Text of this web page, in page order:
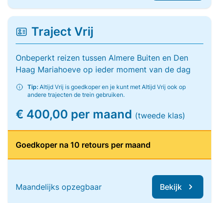
Traject Vrij
Onbeperkt reizen tussen Almere Buiten en Den
Haag Mariahoeve op ieder moment van de dag
Tip: Altijd Vrij is goedkoper en je kunt met Altijd Vrij ook op
andere trajecten de trein gebruiken.
€ 400,00 per maand (tweede klas)
Goedkoper na 10 retours per maand
Maandelijks opzegbaar Bekijk